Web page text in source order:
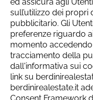
sull’utilizzo dei
pubblicitario. Gli
preferenze riguardo
momento
tracciamento della
dall'informativa sui
link su
berdinirealestate.it